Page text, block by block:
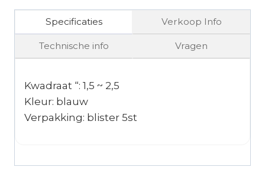
Specificaties Verkoop Info
Technische info Vragen
Kwadraat “: 1,5 ~ 2,5
Kleur: blauw
Verpakking: blister 5st